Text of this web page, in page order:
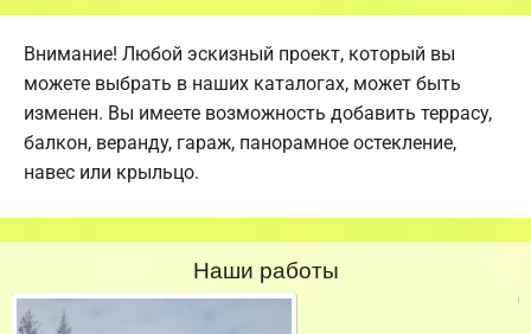
Внимание! Любой эскизный проект, который вы
можете выбрать в наших каталогах, может быть
изменен. Вы имеете возможность добавить террасу,
балкон, веранду, гараж, панорамное остекление,
навес или крыльцо.
Наши работы